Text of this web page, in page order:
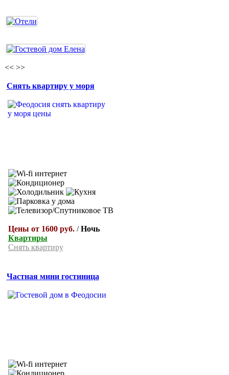
<< >>
Снять квартиру у моря
Цены от 1600 руб./Ночь
Квартиры
Снять квартиру
Частная мини гостиница